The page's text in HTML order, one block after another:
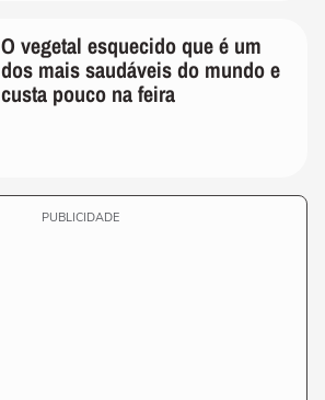
O vegetal esquecido que é um
dos mais saudáveis do mundo e
custa pouco na feira
PUBLICIDADE